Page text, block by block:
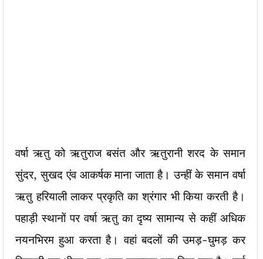
वर्षा ऋतु को ऋतुराज बसंत और ऋतुरानी शरद के समान
सुंदर, सुखद एंव आकर्षक माना जाता है। उन्हीं के समान वर्षा
ऋतु हरियाली लाकर प्रकृति का श्रंगार भी किया करती है।
पहाड़ी स्थानों पर वर्षा ऋतु का दृष्य सामान्य से कहीं अधिक
नयनभिरम हुआ करता है। वहां बदलों की उमड़-घुमड़ कर